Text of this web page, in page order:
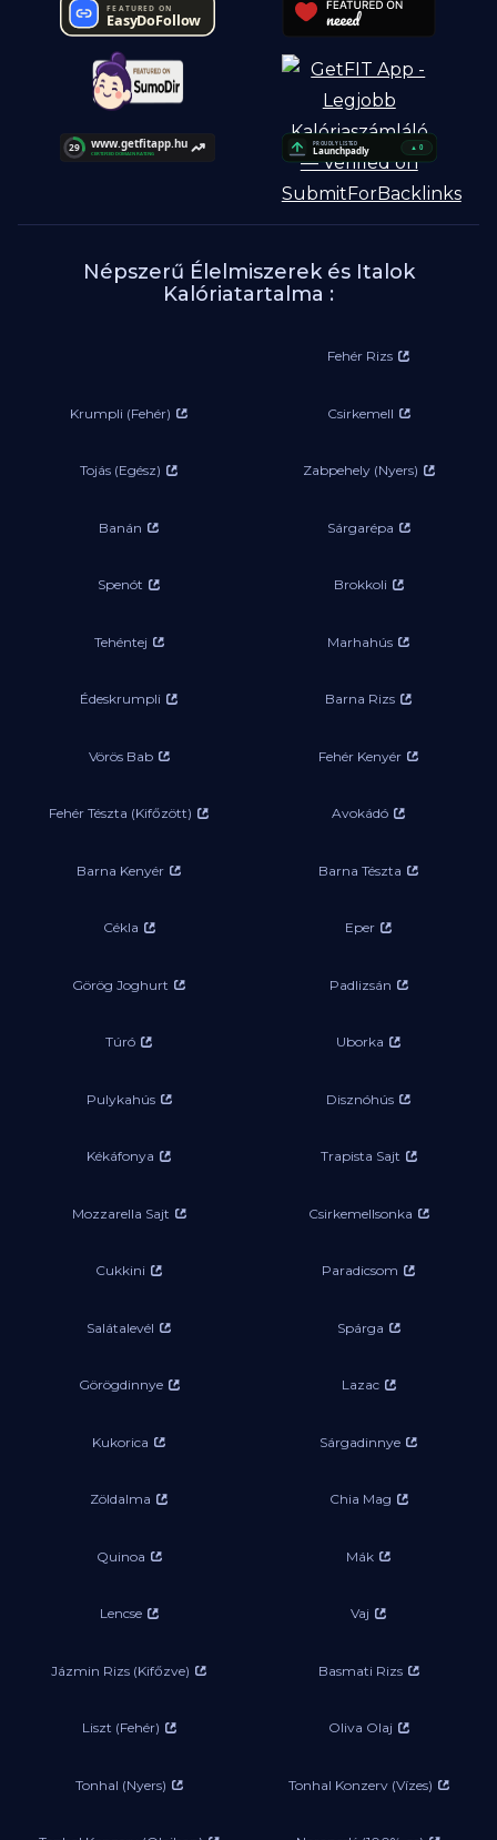
Népszerű Élelmiszerek és Italok
Kalóriatartalma :
Fehér Rizs
Krumpli (Fehér) Csirkemell
Tojás (Egész) Zabpehely (Nyers)
Banán Sárgarépa
Spenót Brokkoli
Tehéntej Marhahús
Édeskrumpli Barna Rizs
Vörös Bab Fehér Kenyér
Fehér Tészta (Kifőzött) Avokádó
Barna Kenyér Barna Tészta
Cékla Eper
Görög Joghurt Padlizsán
Túró Uborka
Pulykahús Disznóhús
Kékáfonya Trapista Sajt
Mozzarella Sajt Csirkemellsonka
Cukkini Paradicsom
Salátalevél Spárga
Görögdinnye Lazac
Kukorica Sárgadinnye
Zöldalma Chia Mag
Quinoa Mák
Lencse Vaj
Jázmin Rizs (Kifőzve) Basmati Rizs
Liszt (Fehér) Oliva Olaj
Tonhal (Nyers) Tonhal Konzerv (Vízes)